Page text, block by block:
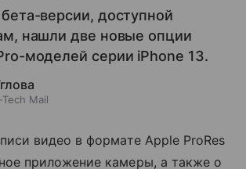
версии, доступной
нашли две новые опции
моделей серии iPhone 13.
Mail
видео в формате Apple ProRes
приложение камеры, а также о